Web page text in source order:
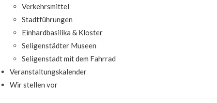
Verkehrsmittel
Stadtführungen
Einhardbasilika & Kloster
Seligenstädter Museen
Seligenstadt mit dem Fahrrad
Veranstaltungskalender
Wir stellen vor